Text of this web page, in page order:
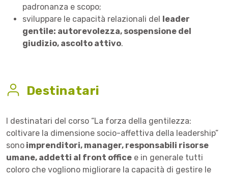
padronanza e scopo;
sviluppare le capacità relazionali del leader
gentile: autorevolezza, sospensione del
giudizio, ascolto attivo.
Destinatari
I destinatari del corso “La forza della gentilezza:
coltivare la dimensione socio-affettiva della leadership”
sono imprenditori, manager, responsabili risorse
umane, addetti al front office e in generale tutti
coloro che vogliono migliorare la capacità di gestire le